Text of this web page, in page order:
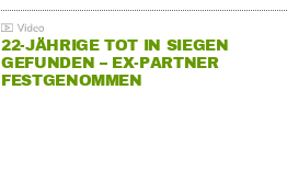
22-JÄHRIGE TOT IN SIEGEN
GEFUNDEN – EX-PARTNER
FESTGENOMMEN